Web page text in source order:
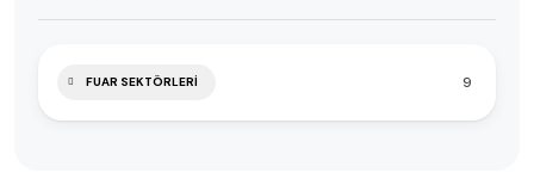
FUAR SEKTÖRLERI 9